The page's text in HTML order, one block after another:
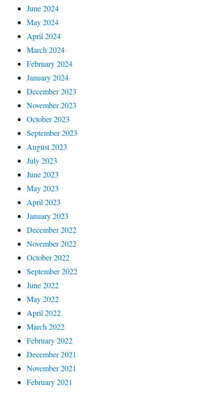
June 2024
May 2024
April 2024
March 2024
February 2024
January 2024
December 2023
November 2023
October 2023
September 2023
August 2023
July 2023
June 2023
May 2023
April 2023
January 2023
December 2022
November 2022
October 2022
September 2022
June 2022
May 2022
April 2022
March 2022
February 2022
December 2021
November 2021
February 2021